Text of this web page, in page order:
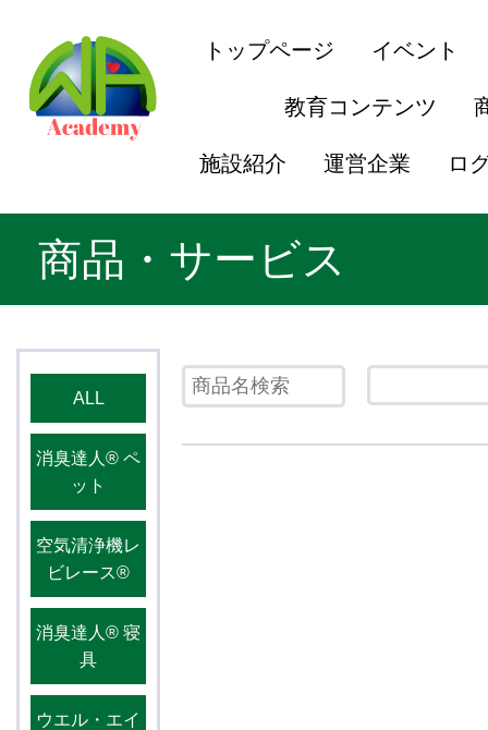
トップページ イベント
教育コンテンツ
施設紹介 運営企業 ロ
商品・サービス
ALL
消臭達人®️ ペ
ット
空気清浄機レ
ビレース®️
消臭達人®️ 寝
具
ウエル・エイ